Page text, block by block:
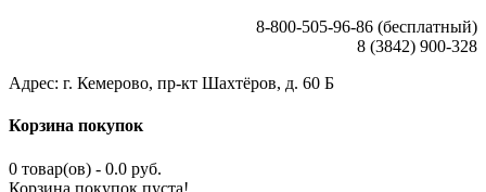
8-800-505-96-86 (бесплатный)
8 (3842) 900-328
Адрес: г. Кемерово, пр-кт Шахтёров, д. 60 Б
Корзина покупок
0 товар(ов) - 0.0 руб.
Корзина покупок пуста!